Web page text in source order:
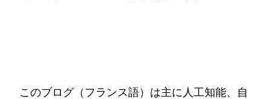
このブログ（フランス語）は主に人工知能、自